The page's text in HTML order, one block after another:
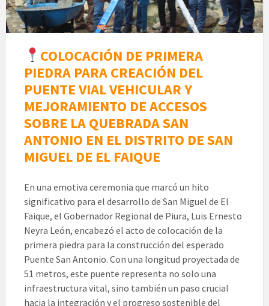
COLOCACIÓN DE PRIMERA
PIEDRA PARA CREACIÓN DEL
PUENTE VIAL VEHICULAR Y
MEJORAMIENTO DE ACCESOS
SOBRE LA QUEBRADA SAN
ANTONIO EN EL DISTRITO DE SAN
MIGUEL DE EL FAIQUE
En una emotiva ceremonia que marcó un hito
significativo para el desarrollo de San Miguel de El
Faique, el Gobernador Regional de Piura, Luis Ernesto
Neyra León, encabezó el acto de colocación de la
primera piedra para la construcción del esperado
Puente San Antonio. Con una longitud proyectada de
51 metros, este puente representa no solo una
infraestructura vital, sino también un paso crucial
hacia la integración y el progreso sostenible del